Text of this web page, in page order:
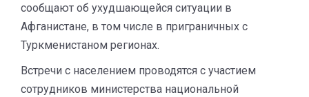
сообщают об ухудшающейся ситуации в
Афганистане, в том числе в приграничных с
Туркменистаном регионах.
Встречи с населением проводятся с участием
сотрудников министерства национальной